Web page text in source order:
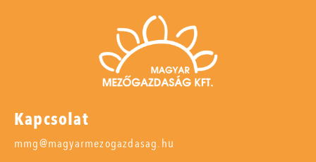
Kapcsolat
mmg@magyarmezogazdasag.hu